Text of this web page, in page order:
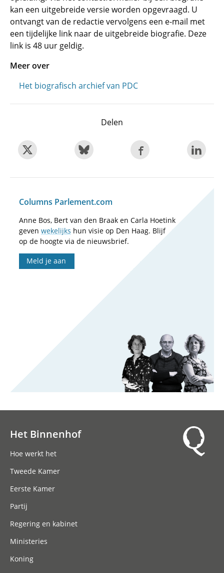
kan een uitgebreide versie worden opgevraagd. U
ontvangt van de redactie vervolgens een e-mail met
een tijdelijke link naar de uitgebreide biografie. Deze
link is 48 uur geldig.
Meer over
Het biografisch archief van PDC
Delen
Columns Parlement.com
Anne Bos, Bert van den Braak en Carla Hoetink
geven wekelijks hun visie op Den Haag. Blijf
op de hoogte via de nieuwsbrief.
Meld je aan
Het Binnenhof
Hoe werkt het
Tweede Kamer
Eerste Kamer
Partij
Regering en kabinet
Ministeries
Koning